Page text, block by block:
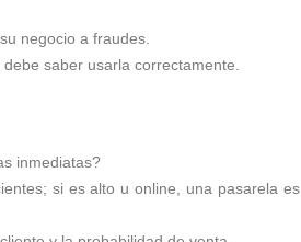
negocio a fraudes.
saber usarla correctamente.
inmediatas?
si es alto u online, una pasarela es